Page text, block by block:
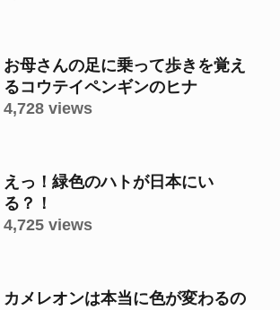
お母さんの足に乗って歩きを覚え
るコウテイペンギンのヒナ
4,728 views
えっ！緑色のハトが日本にい
る？！
4,725 views
カメレオンは本当に色が変わるの